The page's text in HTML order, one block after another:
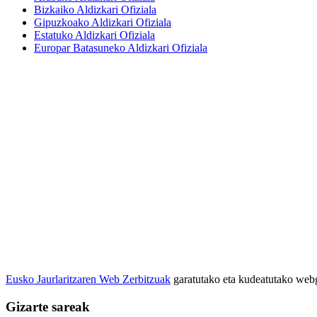
Bizkaiko Aldizkari Ofiziala
Gipuzkoako Aldizkari Ofiziala
Estatuko Aldizkari Ofiziala
Europar Batasuneko Aldizkari Ofiziala
Eusko Jaurlaritzaren Web Zerbitzuak garatutako eta kudeatutako
Gizarte sareak